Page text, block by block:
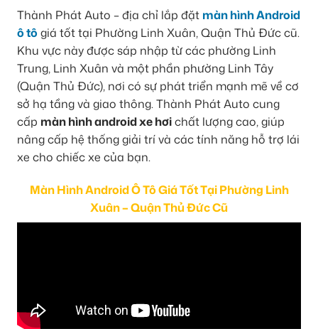
Thành Phát Auto – địa chỉ lắp đặt màn hình Android
ô tôgiá tốt tại Phường Linh Xuân, Quận Thủ Đức cũ.
Khu vực này được sáp nhập từ các phường Linh
Trung, Linh Xuân và một phần phường Linh Tây
(Quận Thủ Đức), nơi có sự phát triển mạnh mẽ về cơ
sở hạ tầng và giao thông. Thành Phát Auto cung
cấp màn hình android xe hơichất lượng cao, giúp
nâng cấp hệ thống giải trí và các tính năng hỗ trợ lái
xe cho chiếc xe của bạn.
Màn Hình Android Ô Tô Giá Tốt Tại Phường Linh
Xuân – Quận Thủ Đức Cũ